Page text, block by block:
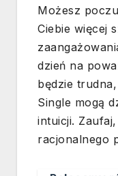
Możesz
Ciebie więcej
dzień na
będzie
Single mogą
intuicji.
racjonalnego